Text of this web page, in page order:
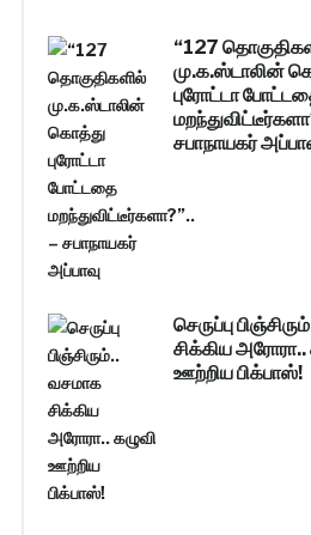
“127
மு.க.ஸ்டாலின்
புரோட்டா
சபாநாயகர்
செருப்பு
சிக்கிய அரோரா..
ஊற்றிய பிக்பாஸ்!